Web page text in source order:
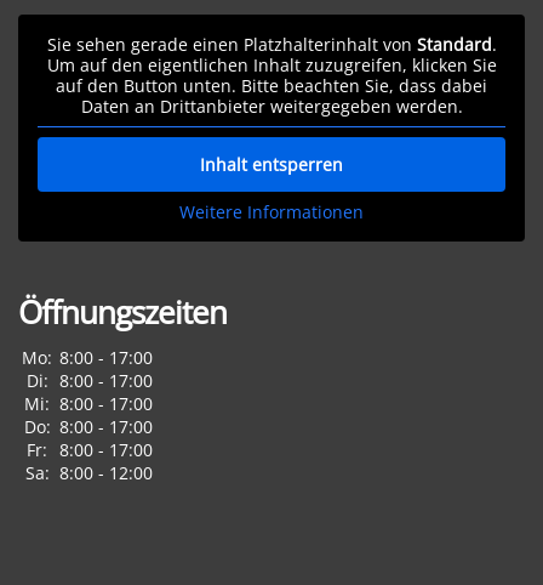
Sie sehen gerade einen Platzhalterinhalt von Standard.
Um auf den eigentlichen Inhalt zuzugreifen, klicken Sie
auf den Button unten. Bitte beachten Sie, dass dabei
Daten an Drittanbieter weitergegeben werden.
Inhalt entsperren
Weitere Informationen
Öffnungszeiten
Mo: 8:00 - 17:00
Di: 8:00 - 17:00
Mi: 8:00 - 17:00
Do: 8:00 - 17:00
Fr: 8:00 - 17:00
Sa: 8:00 - 12:00